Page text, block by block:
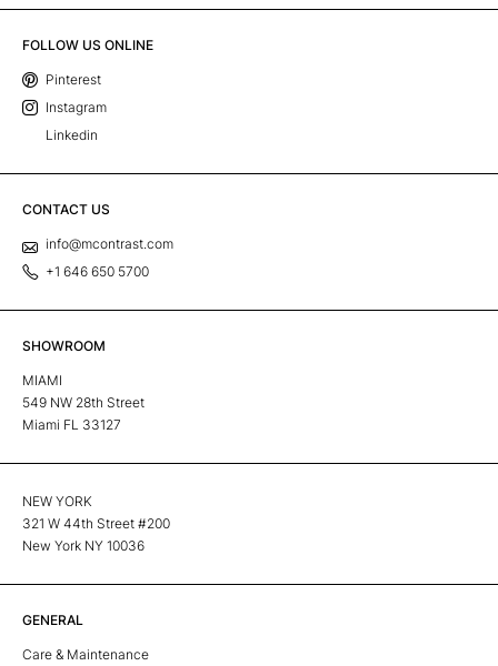
FOLLOW US ONLINE
Pinterest
Instagram
Linkedin
CONTACT US
info@mcontrast.com
+1 646 650 5700
SHOWROOM
MIAMI
549 NW 28th Street
Miami FL 33127
NEW YORK
321 W 44th Street #200
New York NY 10036
GENERAL
Care & Maintenance